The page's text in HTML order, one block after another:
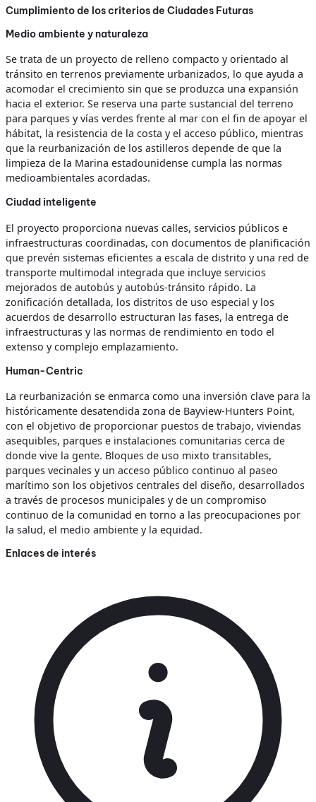
Cumplimiento de los criterios de Ciudades Futuras
Medio ambiente y naturaleza
Se trata de un proyecto de relleno compacto y orientado al
tránsito en terrenos previamente urbanizados, lo que ayuda a
acomodar el crecimiento sin que se produzca una expansión
hacia el exterior. Se reserva una parte sustancial del terreno
para parques y vías verdes frente al mar con el fin de apoyar el
hábitat, la resistencia de la costa y el acceso público, mientras
que la reurbanización de los astilleros depende de que la
limpieza de la Marina estadounidense cumpla las normas
medioambientales acordadas.
Ciudad inteligente
El proyecto proporciona nuevas calles, servicios públicos e
infraestructuras coordinadas, con documentos de planificación
que prevén sistemas eficientes a escala de distrito y una red de
transporte multimodal integrada que incluye servicios
mejorados de autobús y autobús-tránsito rápido. La
zonificación detallada, los distritos de uso especial y los
acuerdos de desarrollo estructuran las fases, la entrega de
infraestructuras y las normas de rendimiento en todo el
extenso y complejo emplazamiento.
Human-Centric
La reurbanización se enmarca como una inversión clave para la
históricamente desatendida zona de Bayview-Hunters Point,
con el objetivo de proporcionar puestos de trabajo, viviendas
asequibles, parques e instalaciones comunitarias cerca de
donde vive la gente. Bloques de uso mixto transitables,
parques vecinales y un acceso público continuo al paseo
marítimo son los objetivos centrales del diseño, desarrollados
a través de procesos municipales y de un compromiso
continuo de la comunidad en torno a las preocupaciones por
la salud, el medio ambiente y la equidad.
Enlaces de interés